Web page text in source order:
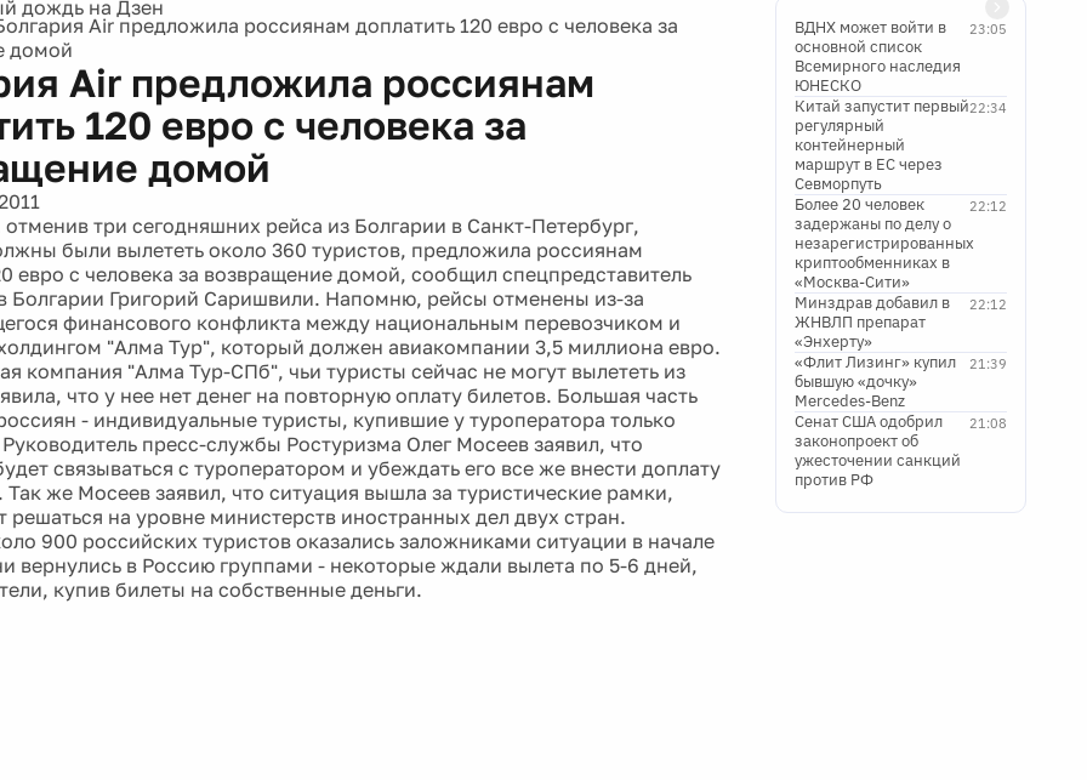
Air предложила россиянам доплатить 120 евро с человека за
домой
Air предложила россиянам
120 евро с человека за
домой
отменив три сегодняшних рейса из Болгарии в Санкт-Петербург,
были вылететь около 360 туристов, предложила россиянам
евро с человека за возвращение домой, сообщил спецпредставитель
Болгарии Григорий Саришвили. Напомню, рейсы отменены из-за
финансового конфликта между национальным перевозчиком и
"Алма Тур", который должен авиакомпании 3,5 миллиона евро.
компания "Алма Тур-СПб", чьи туристы сейчас не могут вылететь из
что у нее нет денег на повторную оплату билетов. Большая часть
- индивидуальные туристы, купившие у туроператора только
пресс-службы Ростуризма Олег Мосеев заявил, что
связываться с туроператором и убеждать его все же внести доплату
Так же Мосеев заявил, что ситуация вышла за туристические рамки,
решаться на уровне министерств иностранных дел двух стран.
900 российских туристов оказались заложниками ситуации в начале
вернулись в Россию группами - некоторые ждали вылета по 5-6 дней,
купив билеты на собственные деньги.
23:05
ВДНХ может войти в
основной список
Всемирного наследия
ЮНЕСКО
22:34
Китай запустит первый
регулярный
контейнерный
маршрут в ЕС через
Севморпуть
22:12
Более 20 человек
задержаны по делу о
незарегистрированных
криптообменниках в
«Москва-Сити»
22:12
Минздрав добавил в
ЖНВЛП препарат
«Энхерту»
21:39
«Флит Лизинг» купил
бывшую «дочку»
Mercedes-Benz
21:08
Сенат США одобрил
законопроект об
ужесточении санкций
против РФ